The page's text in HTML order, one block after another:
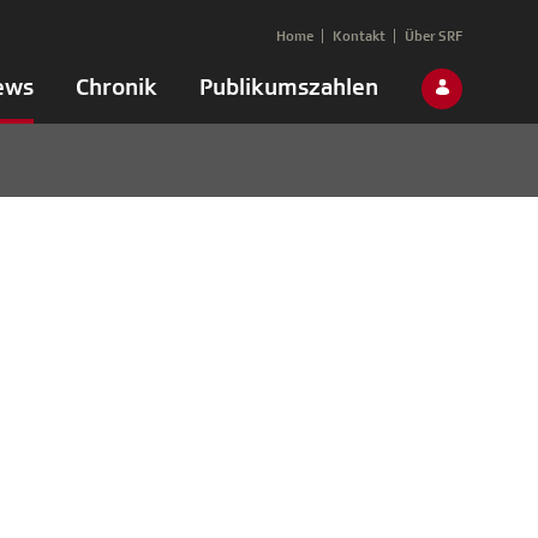
Chronik Publikumszahlen
Home Kontakt Über SRF